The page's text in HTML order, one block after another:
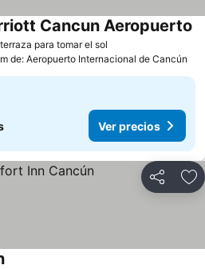
para tomar el sol
Cancun Aeropuerto
de: Aeropuerto Internacional de Cancún
Ver precios
Compartir